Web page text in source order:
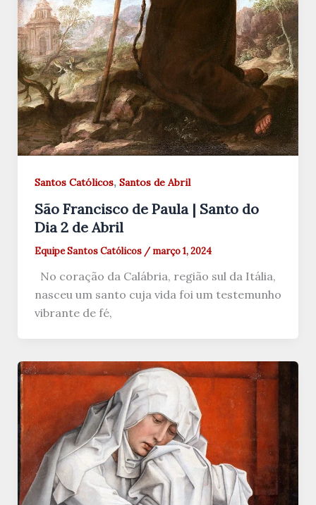
Santos Católicos, Santos de Abril
São Francisco de Paula | Santo do
Dia 2 de Abril
Equipe Santos Católicos / março 1, 2024
No coração da Calábria, região sul da Itália,
nasceu um santo cuja vida foi um testemunho
vibrante de fé,